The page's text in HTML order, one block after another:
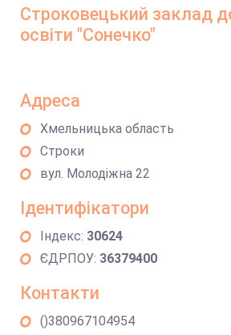
Строковецький заклад
освіти "Сонечко"
Адреса
Хмельницька область
Строки
вул. Молодіжна 22
Ідентифікатори
Індекс: 30624
ЄДРПОУ: 36379400
Контакти
()380967104954